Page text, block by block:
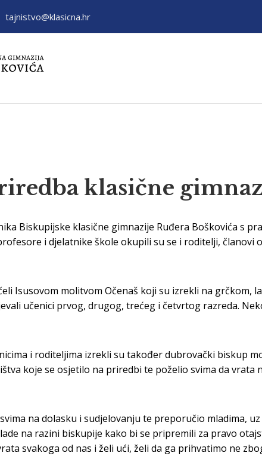
tajnistvo@klasicna.hr
klasične
Biskupijske klasične gimnazije Ruđera Boškovića s
i djelatnike škole okupili su se i roditelji,
Isusovom molitvom Očenaš koji su izrekli na
učenici prvog, drugog, trećeg i četvrtog razreda.
i roditeljima izrekli su također dubrovački biskup
koje se osjetilo na priredbi te poželio svima da
na dolasku i sudjelovanju te preporučio mladima,
na razini biskupije kako bi se pripremili za pravo
svakoga od nas i želi ući, želi da ga prihvatimo ne